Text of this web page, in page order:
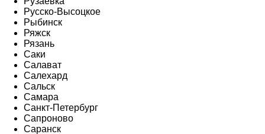
Русско-Высоцкое
Рыбинск
Ряжск
Рязань
Саки
Салават
Салехард
Сальск
Самара
Санкт-Петербург
Сапроново
Саранск